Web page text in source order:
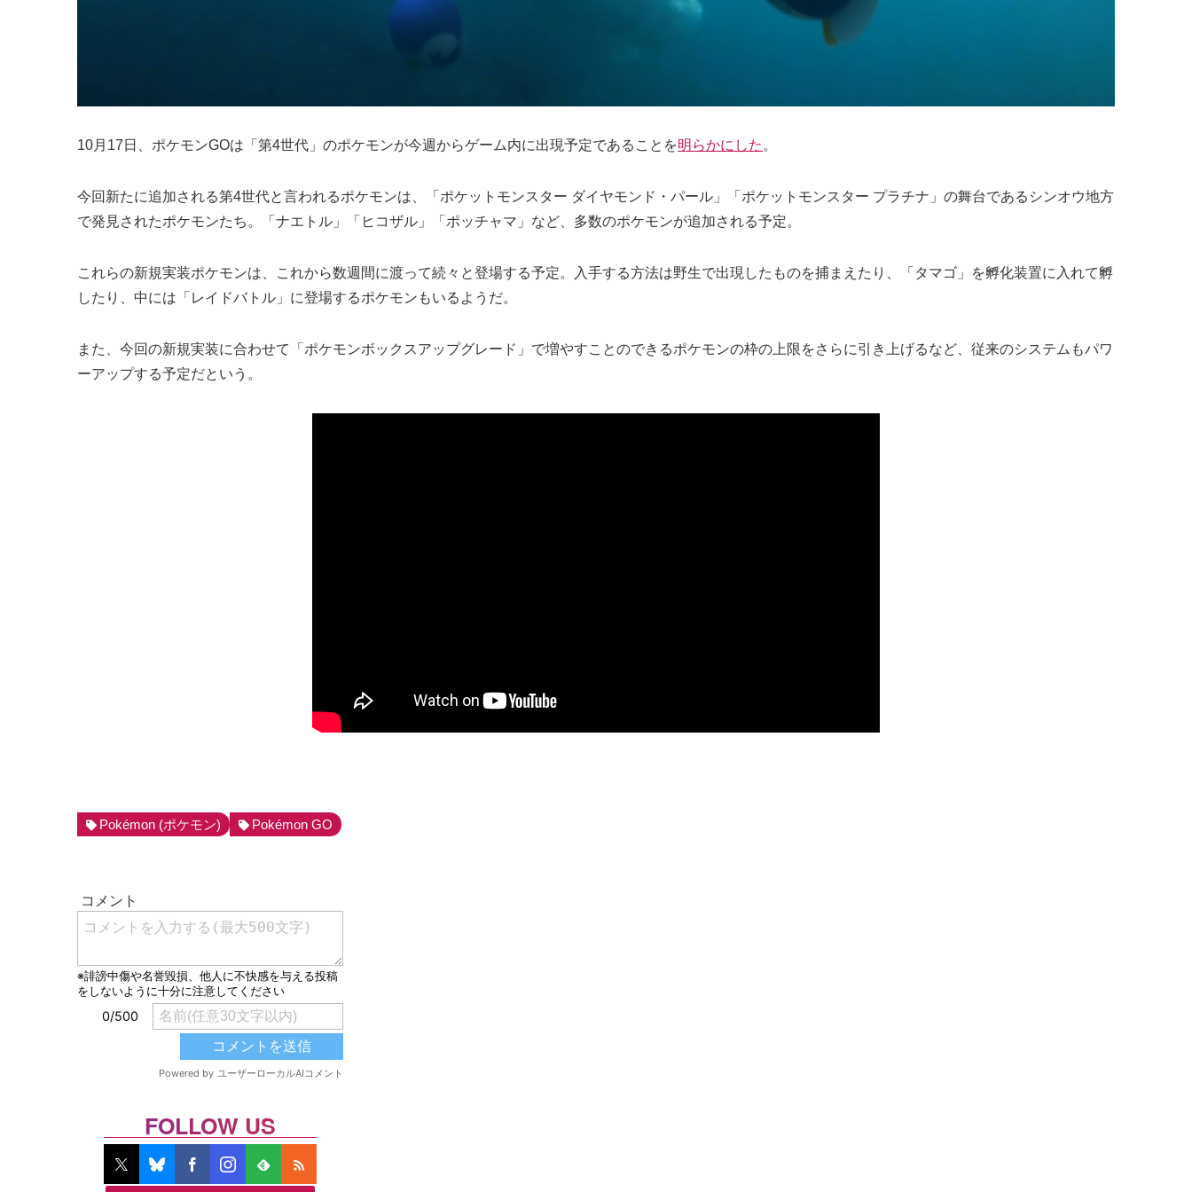
10月17日、ポケモンGOは「第4世代」のポケモンが今週からゲーム内に出現予定であることを明らかにした 。
今回新たに追加される第4世代と言われるポケモンは、「ポケットモンスター ダイヤモンド・パール」「ポケットモンスター プラチナ」の舞台であるシンオウ地方
で発見されたポケモンたち。「ナエトル」「ヒコザル」「ポッチャマ」など、多数のポケモンが追加される予定。
これらの新規実装ポケモンは、これから数週間に渡って続々と登場する予定。入手する方法は野生で出現したものを捕まえたり、「タマゴ」を孵化装置に入れて孵
したり、中には「レイドバトル」に登場するポケモンもいるようだ。
また、今回の新規実装に合わせて「ポケモンボックスアップグレード」で増やすことのできるポケモンの枠の上限をさらに引き上げるなど、従来のシステムもパワ
ーアップする予定だという。
Pokémon (ポケモン) Pokémon GO
FOLLOW US